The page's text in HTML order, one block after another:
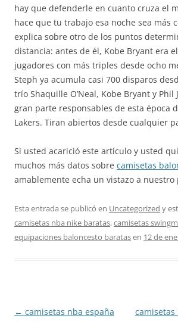
hay que defenderle en cuanto cruza el
hace que tu trabajo esa noche sea más
explica sobre otro de los puntos
distancia: antes de él, Kobe Bryant era
jugadores con más triples desde ocho
Steph ya acumula casi 700 disparos
trío Shaquille O’Neal, Kobe Bryant y Phil
gran parte responsables de esta época
Lakers. Tiran abiertos desde cualquier
Si usted acarició este artículo y usted
muchos más datos sobre camisetas
amablemente echa un vistazo a
Esta entrada se publicó en Uncategorized y
camisetas nba nike baratas,camisetas
equipaciones baloncesto baratasen 12 de
Navegación
← camisetas nba españa